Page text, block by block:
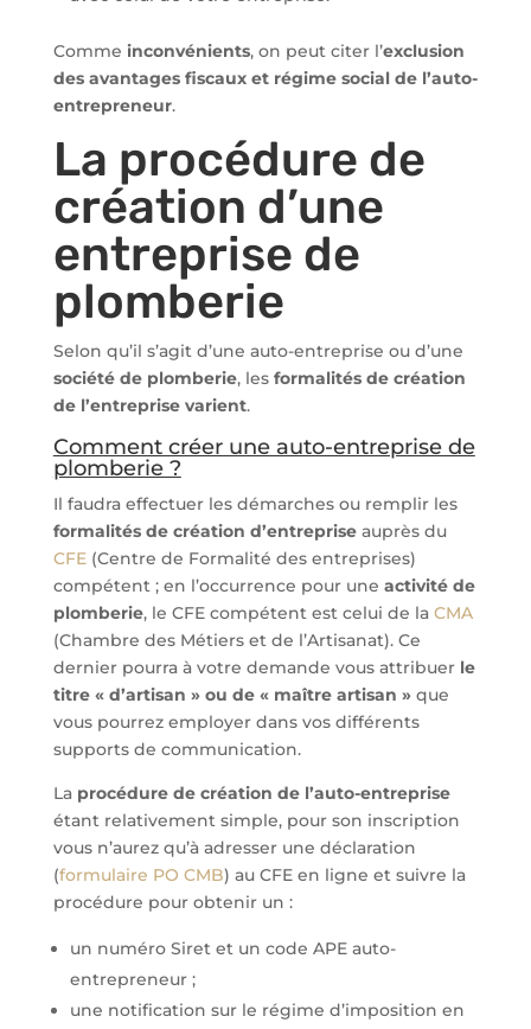
Comme inconvénients, on peut citer l’exclusion
des avantages fiscaux et régime social de l’auto-
entrepreneur.
La procédure de
création d’une
entreprise de
plomberie
Selon qu’il s’agit d’une auto-entreprise ou d’une
société de plomberie, les formalités de création
de l’entreprise varient.
Comment créer une auto-entreprise de
plomberie ?
Il faudra effectuer les démarches ou remplir les
formalités de création d’entrepriseauprès du
CFE(Centre de Formalité des entreprises)
compétent ; en l’occurrence pour une activité de
plomberie, le CFE compétent est celui de la CMA
(Chambre des Métiers et de l’Artisanat). Ce
dernier pourra à votre demande vous attribuer le
titre « d’artisan » ou de « maître artisan »que
vous pourrez employer dans vos différents
supports de communication.
La procédure de création de l’auto-entreprise
étant relativement simple, pour son inscription
vous n’aurez qu’à adresser une déclaration
(formulaire PO CMB) au CFE en ligne et suivre la
procédure pour obtenir un :
un numéro Siret et un code APE auto-
entrepreneur ;
une notification sur le régime d’imposition en